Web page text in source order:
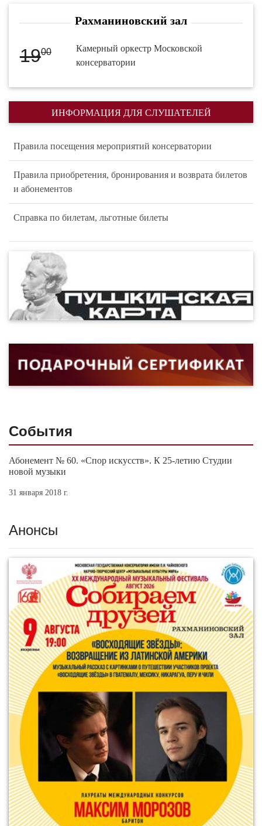
Рахманиновский зал
1900
Камерный оркестр Московской
консерватории
ИНФОРМАЦИЯ ДЛЯ СЛУШАТЕЛЕЙ
Правила посещения мероприятий консерватории
Правила приобретения, бронирования и возврата билетов
и абонементов
Справка по билетам, льготные билеты
События
Абонемент № 60. «Спор искусств». К 25-летию Студии
новой музыки
31 января 2018 г.
Анонсы